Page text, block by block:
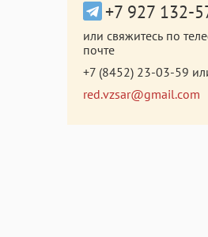
+7 927 132-
или свяжитесь по
почте
+7 (8452) 23-03-59
red.vzsar@gmail.com